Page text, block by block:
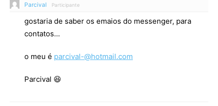
Parcival Participante
gostaria de saber os emaios do messenger, para
contatos…
o meu é parcival-@hotmail.com
Parcival 😆